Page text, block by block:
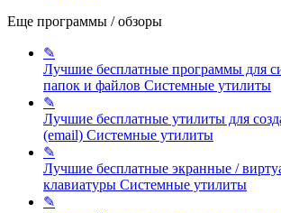
Еще программы / обзоры
✎
Лучшие бесплатные программы для
папок и файлов Системные утилиты
✎
Лучшие бесплатные утилиты для
(email) Системные утилиты
✎
Лучшие бесплатные экранные /
клавиатуры Системные утилиты
✎